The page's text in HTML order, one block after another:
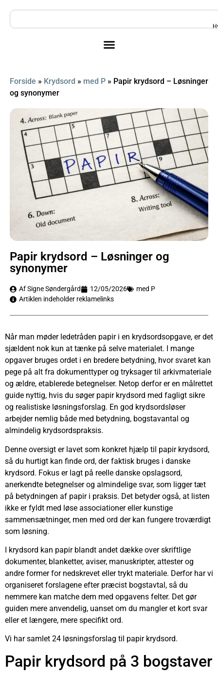
Forside » Krydsord » med P » Papir krydsord – Løsninger
og synonymer
Papir krydsord – Løsninger og
synonymer
Af Signe Søndergård 12/05/2026
med P
Artiklen indeholder reklamelinks
Når man møder ledetråden papir i en krydsordsopgave, er det
sjældent nok kun at tænke på selve materialet. I mange
opgaver bruges ordet i en bredere betydning, hvor svaret kan
pege på alt fra dokumenttyper og tryksager til arkivmateriale
og ældre, etablerede betegnelser. Netop derfor er en målrettet
guide nyttig, hvis du søger papir krydsord med fagligt sikre
og realistiske løsningsforslag. En god krydsordsløser
arbejder nemlig både med betydning, bogstavantal og
almindelig krydsordspraksis.
Denne oversigt er lavet som konkret hjælp til papir krydsord,
så du hurtigt kan finde ord, der faktisk bruges i danske
krydsord. Fokus er lagt på reelle danske opslagsord,
anerkendte betegnelser og almindelige svar, som ligger tæt
på betydningen af papir i praksis. Det betyder også, at listen
ikke er fyldt med løse associationer eller kunstige
sammensætninger, men med ord der kan fungere troværdigt
som løsning.
I krydsord kan papir blandt andet dække over skriftlige
dokumenter, blanketter, aviser, manuskripter, attester og
andre former for nedskrevet eller trykt materiale. Derfor har vi
organiseret forslagene efter præcist bogstavtal, så du
nemmere kan matche dem med opgavens felter. Det gør
guiden mere anvendelig, uanset om du mangler et kort svar
eller et længere, mere specifikt ord.
Vi har samlet 24 løsningsforslag til papir krydsord.
Papir krydsord på 3 bogstaver